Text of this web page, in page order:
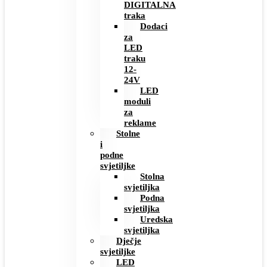
DIGITALNA
traka
Dodaci
za
LED
traku
12-
24V
LED
moduli
za
reklame
Stolne
i
podne
svjetiljke
Stolna
svjetiljka
Podna
svjetiljka
Uredska
svjetiljka
Dječje
svjetiljke
LED